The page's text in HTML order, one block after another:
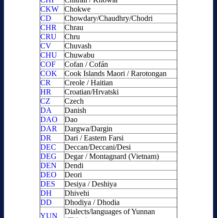
CKW
Chokwe
CD
Chowdary/Chaudhry/Chodri
CHR
Chrau
CRU
Chru
CV
Chuvash
CHU
Chuwabu
COF
Cofan / Cofán
COK
Cook Islands Maori / Rarotongan
CR
Creole / Haitian
HR
Croatian/Hrvatski
CZ
Czech
DA
Danish
DAO
Dao
DAR
Dargwa/Dargin
DR
Dari / Eastern Farsi
DEC
Deccan/Deccani/Desi
DEG
Degar / Montagnard (Vietnam)
DEN
Dendi
DEO
Deori
DES
Desiya / Deshiya
DH
Dhivehi
DD
Dhodiya / Dhodia
YUN
Dialects/languages of Yunnan